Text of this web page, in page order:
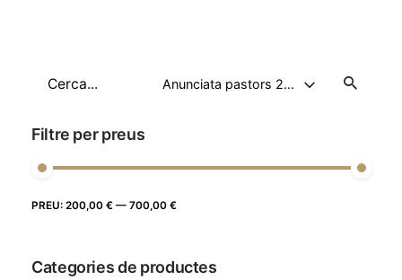
Cerca
Anunciata pastors 25-30cm
Filtre per preus
Preu
Preu
PREU: 200,00 € — 700,00 €
Categories de productes